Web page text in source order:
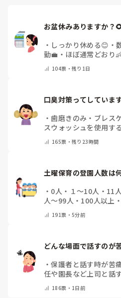
お盆休みありますか？
・ しっかり休める😊 ・
勤💼 ・ ほぼ通常どおり
104票・残り1日
口臭対策ってしていま
・歯磨きのみ ・ ブレス
スウォッシュを使用する
の他(コメントで教えて
165票・残り23時間
土曜保育の登園人数は
・ 0人 ・ １～10人 ・ 11
人～99人 ・ 100人以上 ・
191票・5分前
どんな場面で話すのが
・保護者と話す時が苦
任や園長など上司と話
他(コメントで教えてく
186票・ 1日前